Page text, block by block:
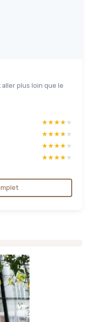
plus loin que le
★★★★★
★★★★★
★★★★★
★★★★★
★★★★★
★★★★★
★★★★★
★★★★★